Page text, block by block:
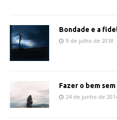
Bondade e a
9 de julho de 2018
Fazer o bem
24 de junho de